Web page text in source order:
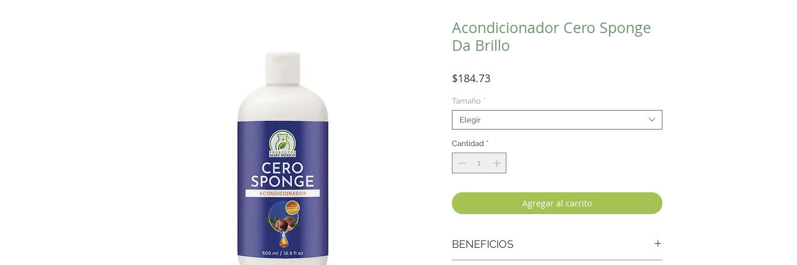
Acondicionador Cero Sponge
Da Brillo
$184.73Precio
Tamaño *
Elegir
Cantidad *
Agregar al carrito
BENEFICIOS